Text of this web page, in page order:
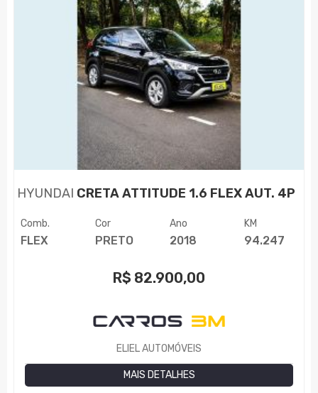
HYUNDAI CRETA ATTITUDE 1.6 FLEX AUT. 4P
Comb.
FLEX
Cor
PRETO
Ano
2018
KM
94.247
R$ 82.900,00
ELIEL AUTOMÓVEIS
MAIS DETALHES